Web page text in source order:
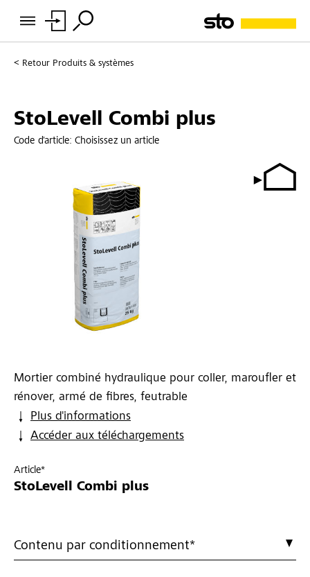
Retour Produits & systèmes
StoLevell Combi plus
Code d'article: Choisissez un article
Mortier combiné hydraulique pour coller, maroufler et
rénover, armé de fibres, feutrable
Plus d'informations
Accéder aux téléchargements
Article*
StoLevell Combi plus
Contenu par conditionnement*